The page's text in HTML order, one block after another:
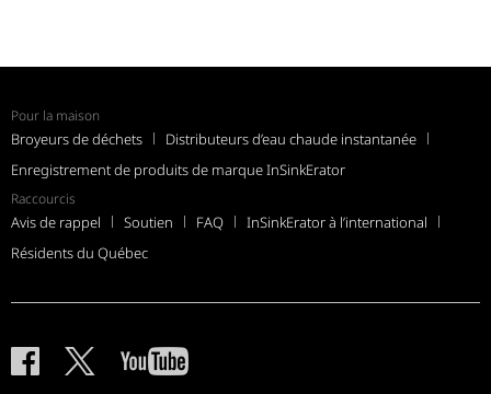
Pour la maison
Broyeurs de déchets
Distributeurs d’eau chaude instantanée
Enregistrement de produits de marque InSinkErator
Raccourcis
Avis de rappel Soutien FAQ
InSinkErator à l’international
Résidents du Québec